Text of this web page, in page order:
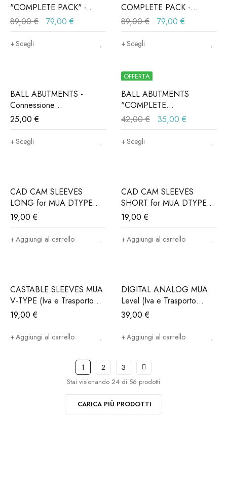
"COMPLETE PACK" -
Connessione
ALPHABIO®, MIS®,
NORIS®..(Iva e trasporto
89,00€ 79,00 €
Scegli
COMPLETE PACK -
Connessione
ALPHABIO®, MIS®,
NORIS®..(Iva e trasporto
89,00€ 79,00 €
Scegli
BALL ABUTMENTS -
Connessione
ALPHABIO®, MIS®,
NORIS®..(Iva e trasporto
incluso)
25,00€
Scegli
OFFERTA
BALL ABUTMENTS
"COMPLETE
PACK"Connessione
ALPHABIO®, MIS®,
NORIS®..(Iva e trasporto
42,00€ 35,00 €
Scegli
CAD CAM SLEEVES
LONG for MUA DTYPE
(Iva e trasporto incluso)
19,00€
Aggiungi al carrello
CAD CAM SLEEVES
SHORT for MUA DTYPE
(Iva e trasporto incluso)
19,00€
Aggiungi al carrello
CASTABLE SLEEVES MUA
V-TYPE (Iva e Trasporto
incluso)
19,00€
Aggiungi al carrello
DIGITAL ANALOG MUA
Level (Iva e Trasporto
incluso)
39,00€
Aggiungi al carrello
1 2 3
Stai visionando 24 di 56 prodotti
CARICA PIÙ PRODOTTI